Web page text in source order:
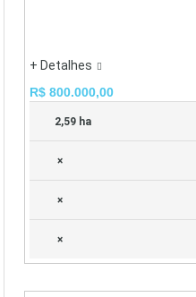
+ Detalhes
R$ 800.000,00
2,59 ha
×
×
×